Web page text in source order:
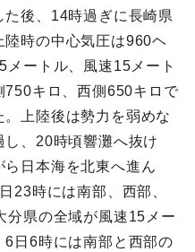
後、14時過ぎに長崎県
時の中心気圧は960ヘ
メートル、風速15メート
750キロ、西側650キロで
。上陸後は勢力を弱めな
、20時頃響灘へ抜け
日本海を北東へ進ん
23時には南部、西部、
分県の全域が風速15メー
6日6時には南部と西部の